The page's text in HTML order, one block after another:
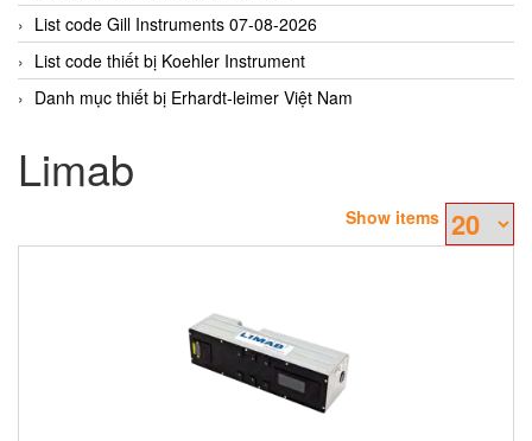
List code Gill Instruments 07-08-2026
List code thiết bị Koehler Instrument
Danh mục thiết bị Erhardt-leimer Việt Nam
Limab
Show items